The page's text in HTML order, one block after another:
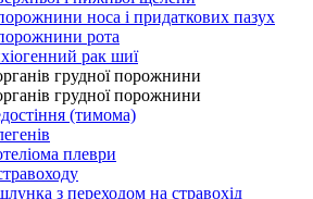
носа і придаткових пазух
рота
рак шиї
грудної порожнини
грудної порожнини
(тимома)
плеври
з переходом на стравохід